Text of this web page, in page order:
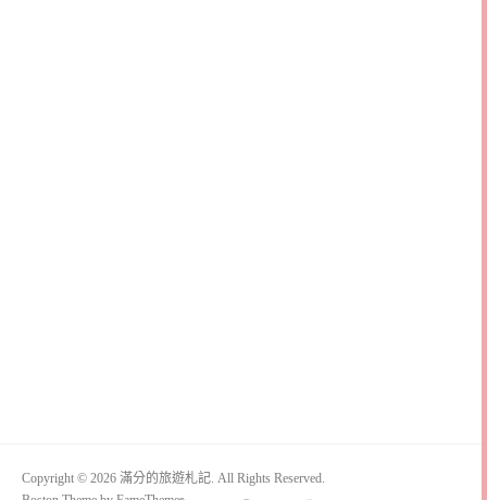
Copyright © 2026 滿分的旅遊札記. All Rights Reserved.